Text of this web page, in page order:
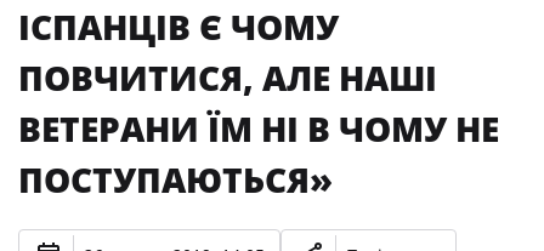
ІСПАНЦІВ Є ЧОМУ
ПОВЧИТИСЯ, АЛЕ НАШІ
ВЕТЕРАНИ ЇМ НІ В ЧОМУ НЕ
ПОСТУПАЮТЬСЯ»